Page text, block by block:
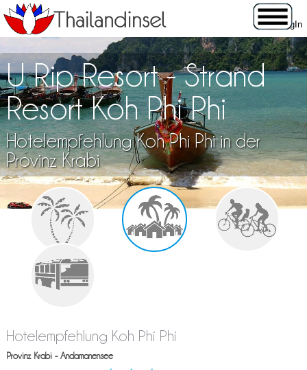
U Rip Resort - Strand
Resort Koh Phi Phi
Hotelempfehlung Koh Phi Phi in der
Provinz Krabi
Hotelempfehlung Koh Phi Phi
Provinz Krabi - Andamanensee